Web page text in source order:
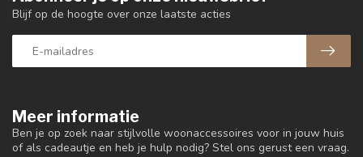
Meer informatie
Ben je op zoek naar stijlvolle woonaccessoires voor in jouw huis
of als cadeautje en heb je hulp nodig? Stel ons gerust een vraag.
Blijf op de hoogte over onze laatste acties